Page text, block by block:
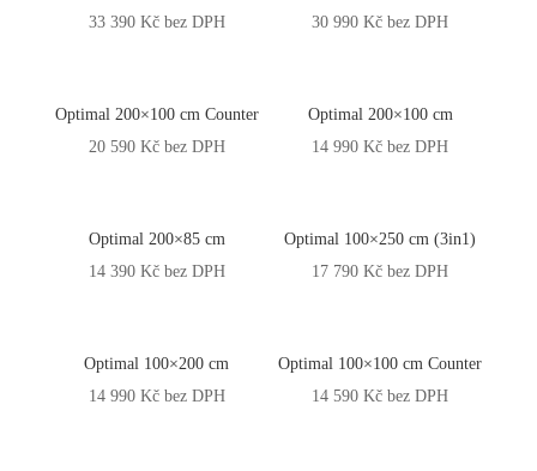
33 390 Kč bez DPH
30 990Kč bez DPH
Optimal 200×100 cm Counter
20 590 Kč bez DPH
Optimal 200×100 cm
14 990Kč bez DPH
Optimal 200×85 cm
14 390 Kč bez DPH
Optimal 100×250 cm (3in1)
17 790Kč bez DPH
Optimal 100×200 cm
14 990 Kč bez DPH
Optimal 100×100 cm Counter
14 590Kč bez DPH